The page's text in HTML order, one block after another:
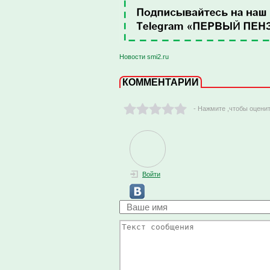
Новости smi2.ru
КОММЕНТАРИИ
- Нажмите ,чтобы
Войти